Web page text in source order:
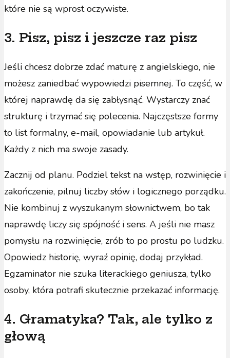
które nie są wprost oczywiste.
3. Pisz, pisz i jeszcze raz pisz
Jeśli chcesz dobrze zdać maturę z angielskiego, nie
możesz zaniedbać wypowiedzi pisemnej. To część, w
której naprawdę da się zabłysnąć. Wystarczy znać
strukturę i trzymać się polecenia. Najczęstsze formy
to list formalny, e-mail, opowiadanie lub artykuł.
Każdy z nich ma swoje zasady.
Zacznij od planu. Podziel tekst na wstęp, rozwinięcie i
zakończenie, pilnuj liczby słów i logicznego porządku.
Nie kombinuj z wyszukanym słownictwem, bo tak
naprawdę liczy się spójność i sens. A jeśli nie masz
pomysłu na rozwinięcie, zrób to po prostu po ludzku.
Opowiedz historię, wyraź opinię, dodaj przykład.
Egzaminator nie szuka literackiego geniusza, tylko
osoby, która potrafi skutecznie przekazać informację.
4. Gramatyka? Tak, ale tylko z
głową